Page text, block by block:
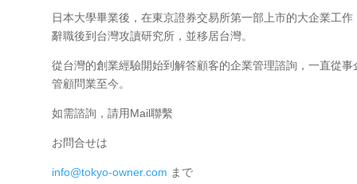
日本大學畢業後，在東京證券交易所第一部上市的大企業工作
辭職後到台灣攻讀研究所，並移居台灣。
從台灣的創業經驗開始到解答顧客的企業管理諮詢，一直從事
管顧問業至今。
如需諮詢，請用Mail聯繫
お問合せは
info@tokyo-owner.com まで